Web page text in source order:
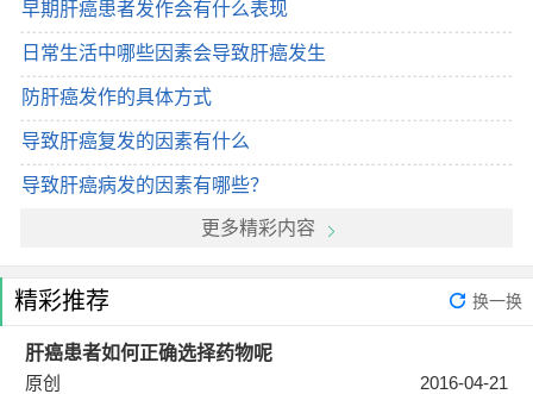
早期肝癌患者发作会有什么表现
日常生活中哪些因素会导致肝癌发生
防肝癌发作的具体方式
导致肝癌复发的因素有什么
导致肝癌病发的因素有哪些？
更多精彩内容
精彩推荐 换一换
肝癌患者如何正确选择药物呢
原创
2016-04-21